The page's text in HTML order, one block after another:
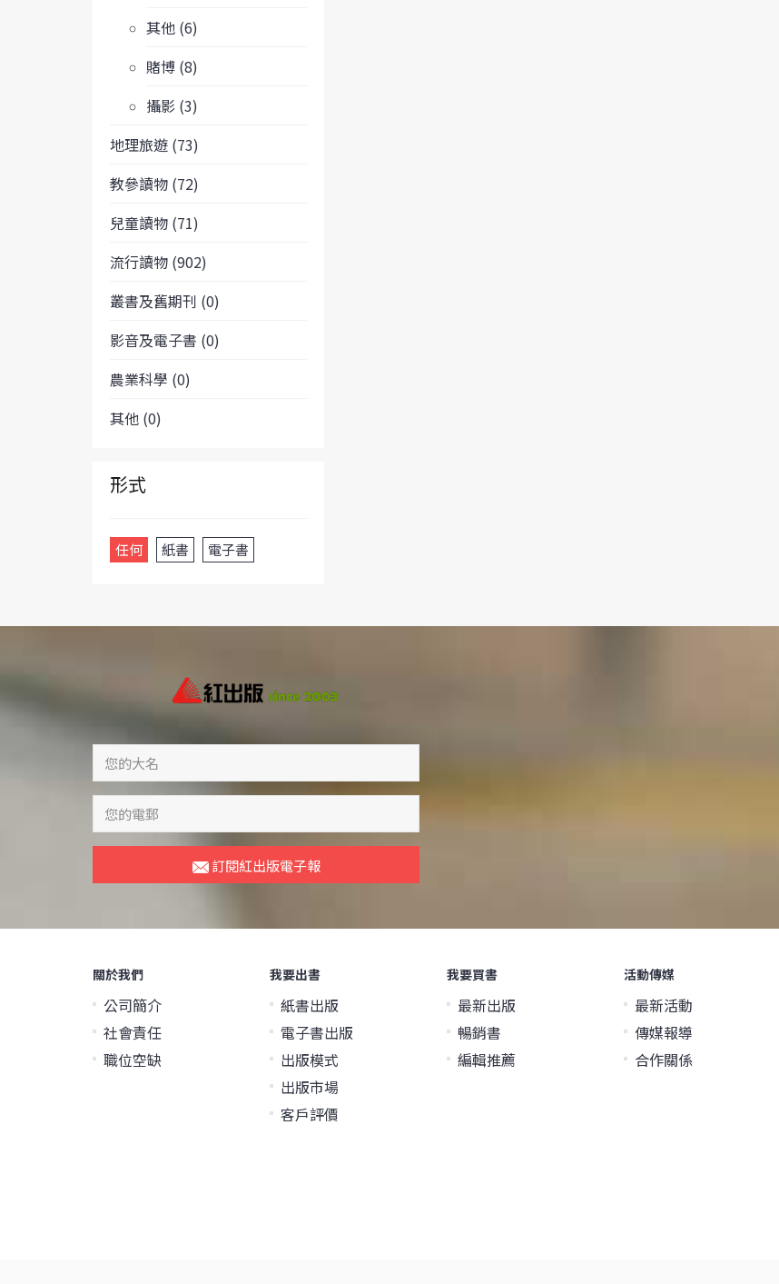
其他 (6)
賭博 (8)
攝影 (3)
地理旅遊 (73)
教參讀物 (72)
兒童讀物 (71)
流行讀物 (902)
叢書及舊期刊 (0)
影音及電子書 (0)
農業科學 (0)
其他 (0)
形式
任何 紙書 電子書
訂閱紅出版電子報
關於我們
公司簡介
社會責任
職位空缺
我要出書
紙書出版
電子書出版
出版模式
出版市場
客戶評價
我要買書
最新出版
暢銷書
編輯推薦
活動傳媒
最新活動
傳媒報導
合作關係